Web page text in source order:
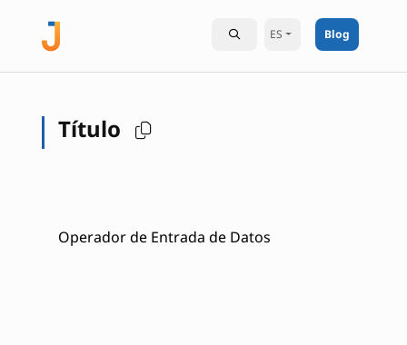
ES Blog
Título
Operador de Entrada de Datos